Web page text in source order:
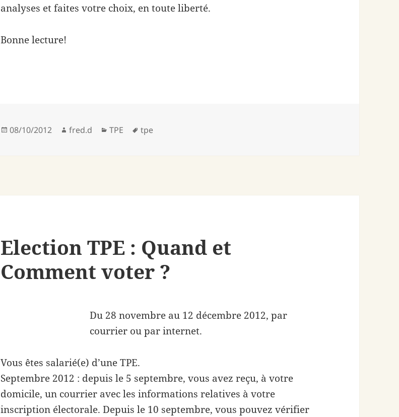
analyses et faites votre choix, en toute liberté.
Bonne lecture!
Publié
08/10/2012 Auteur
fred.d Catégories
TPE
Mots-
tpe
Election TPE : Quand et
Comment voter ?
Du 28 novembre au 12 décembre 2012, par
courrier ou par internet.
Vous êtes salarié(e) d’une TPE.
Septembre 2012 : depuis le 5 septembre, vous avez reçu, à votre
domicile, un courrier avec les informations relatives à votre
inscription électorale. Depuis le 10 septembre, vous pouvez vérifier